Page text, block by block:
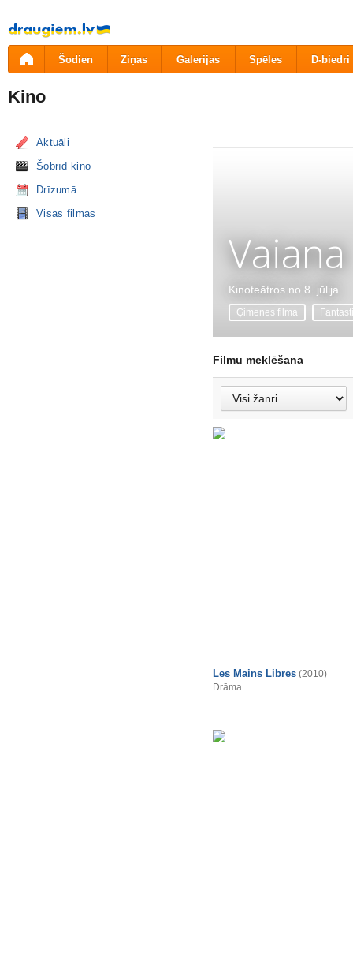
Pāriet
uz
saturu
Šodien Ziņas Galerijas Spēles D-biedri
Kino
Aktuāli
Šobrīd kino
Drīzumā
Visas filmas
Vaiana
Kinoteātros no 8. jūlija
Ģimenes filma
Filmu meklēšana
Les Mains Libres (2010)
Drāma